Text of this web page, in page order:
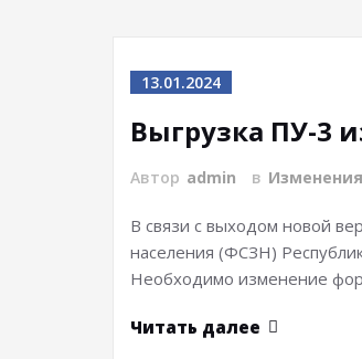
13.01.2024
Выгрузка ПУ-3
Автор admin в
В связи с выходом новой
населения (ФСЗН)
Необходимо изменение
Читать далее